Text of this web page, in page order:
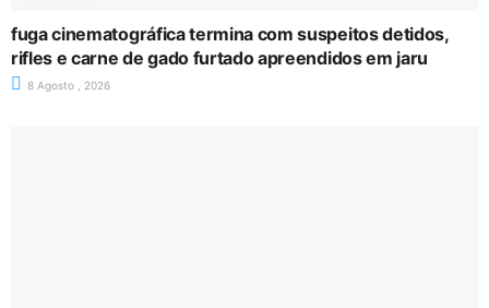
fuga cinematográfica termina com suspeitos detidos,
rifles e carne de gado furtado apreendidos em jaru
8 Agosto , 2026